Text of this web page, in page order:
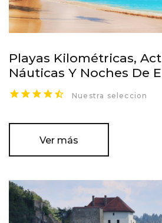
Playas Kilométricas,
Náuticas Y Noches De
Nuestra seleccion
Ver más